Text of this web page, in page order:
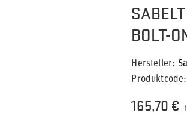
BOLT-
Hersteller
Produktcode
165,70 €